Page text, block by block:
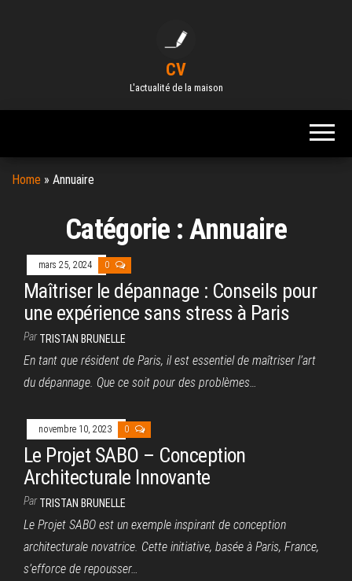
CV
L'actualité de la maison
Home » Annuaire
Catégorie : Annuaire
mars 25, 2024 0
Maîtriser le dépannage : Conseils pour
une expérience sans stress à Paris
ParTRISTAN BRUNELLE
En tant que résident de Paris, il est essentiel de maîtriser l’art
du dépannage. Que ce soit pour des problèmes…
novembre 10, 2023 0
Le Projet SABO – Conception
Architecturale Innovante
ParTRISTAN BRUNELLE
Le Projet SABO est un exemple inspirant de conception
architecturale novatrice. Cette initiative, basée à Paris, France,
s’efforce de repousser…